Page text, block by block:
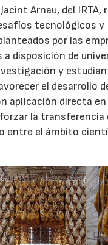
Arnau, del IRTA,
tecnológicos y
por las
a disposición de
y
el desarrollo
aplicación directa en
la transferencia
entre el ámbito